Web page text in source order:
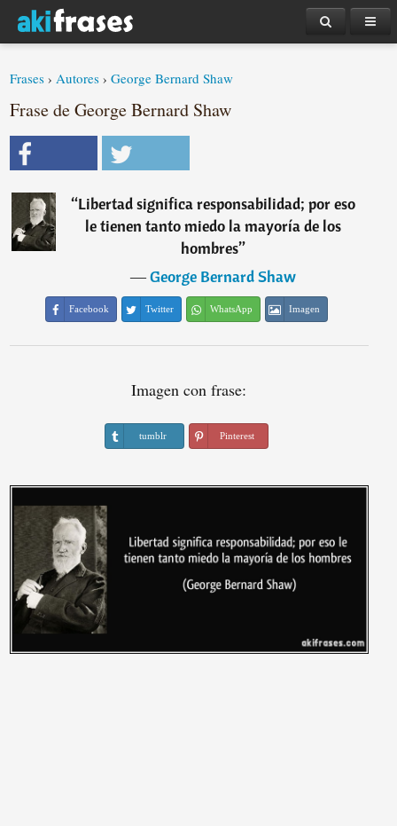
Frases ›Autores ›George Bernard Shaw
Frase de George Bernard Shaw
“Libertad significa responsabilidad; por eso
le tienen tanto miedo la mayoría de los
hombres”
―George Bernard Shaw
Facebook Twitter WhatsApp Imagen
Imagen con frase:
tumblr Pinterest